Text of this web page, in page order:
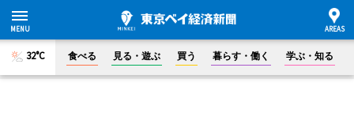
32°C 食べる 見る・遊ぶ 買う 暮らす・働く 学ぶ・知る